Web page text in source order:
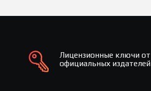
Лицензионные ключи от
официальных издателей